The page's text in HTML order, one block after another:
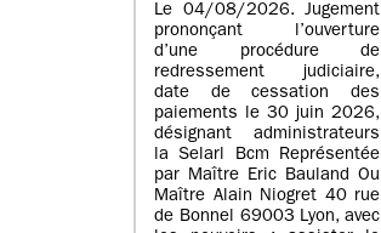
Le 04/08/2026. Jugement
prononçant l’ouverture
d’une procédure de
redressement judiciaire,
date de cessation des
paiements le 30 juin 2026,
désignant administrateurs
la Selarl Bcm Représentée
par Maître Eric Bauland Ou
Maître Alain Niogret 40 rue
de Bonnel 69003 Lyon, avec